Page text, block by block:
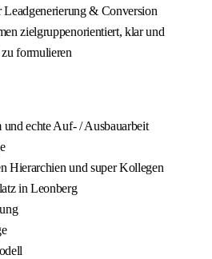
Leadgenerierung & Conversion
zielgruppenorientiert, klar und
formulieren
echte Auf- / Ausbauarbeit
Hierarchien und super Kollegen
in Leonberg